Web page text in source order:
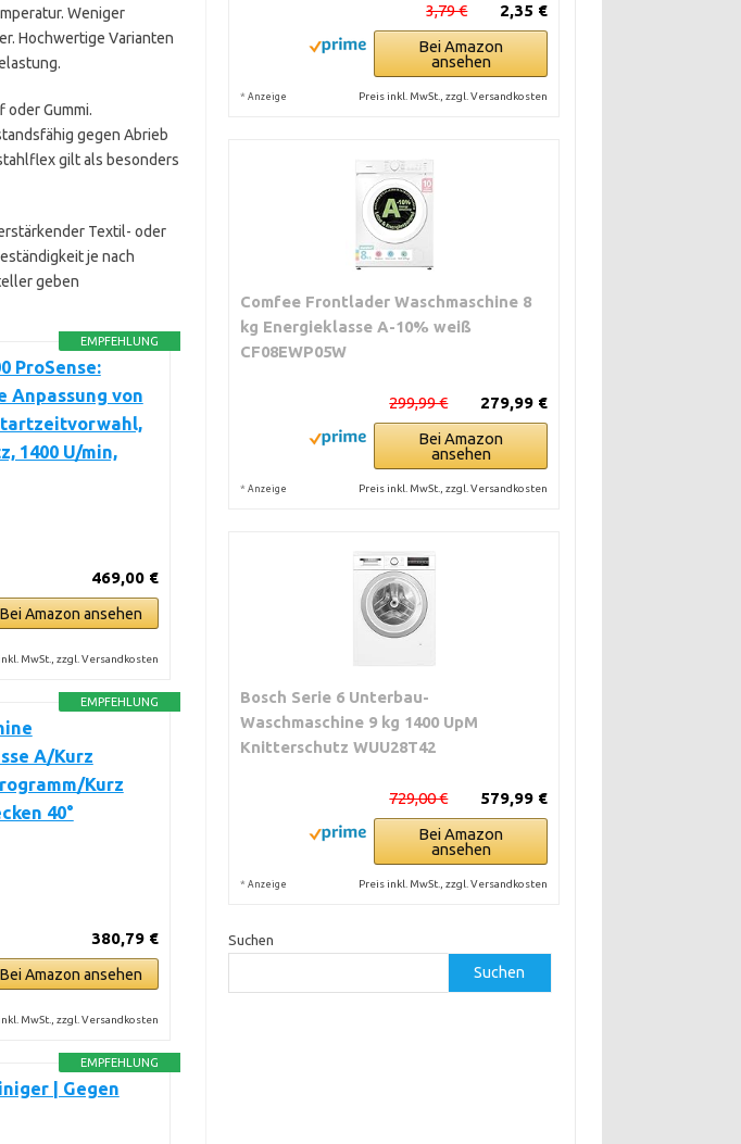
Weniger
Hochwertige Varianten
Gummi.
gegen Abrieb
gilt als besonders
Textil- oder
je nach
geben
EMPFEHLUNG
ProSense:
Anpassung von
1400 U/min,
469,00 €
Bei Amazon ansehen
MwSt., zzgl. Versandkosten
EMPFEHLUNG
A/Kurz
Kurz
40°
380,79 €
Bei Amazon ansehen
MwSt., zzgl. Versandkosten
EMPFEHLUNG
| Gegen
2,35 €
3,79 €
Bei Amazon
ansehen
* Anzeige Preis inkl. MwSt., zzgl. Versandkosten
Comfee Frontlader Waschmaschine 8
kg Energieklasse A-10% weiß
CF08EWP05W
279,99 €
299,99 €
Bei Amazon
ansehen
* Anzeige Preis inkl. MwSt., zzgl. Versandkosten
Bosch Serie 6 Unterbau-
Waschmaschine 9 kg 1400 UpM
Knitterschutz WUU28T42
579,99 €
729,00 €
Bei Amazon
ansehen
* Anzeige Preis inkl. MwSt., zzgl. Versandkosten
Suchen
Suchen